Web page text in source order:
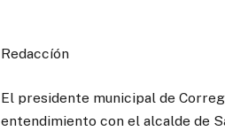
Redaccíón
El presidente municipal de
entendimiento con el alcalde de